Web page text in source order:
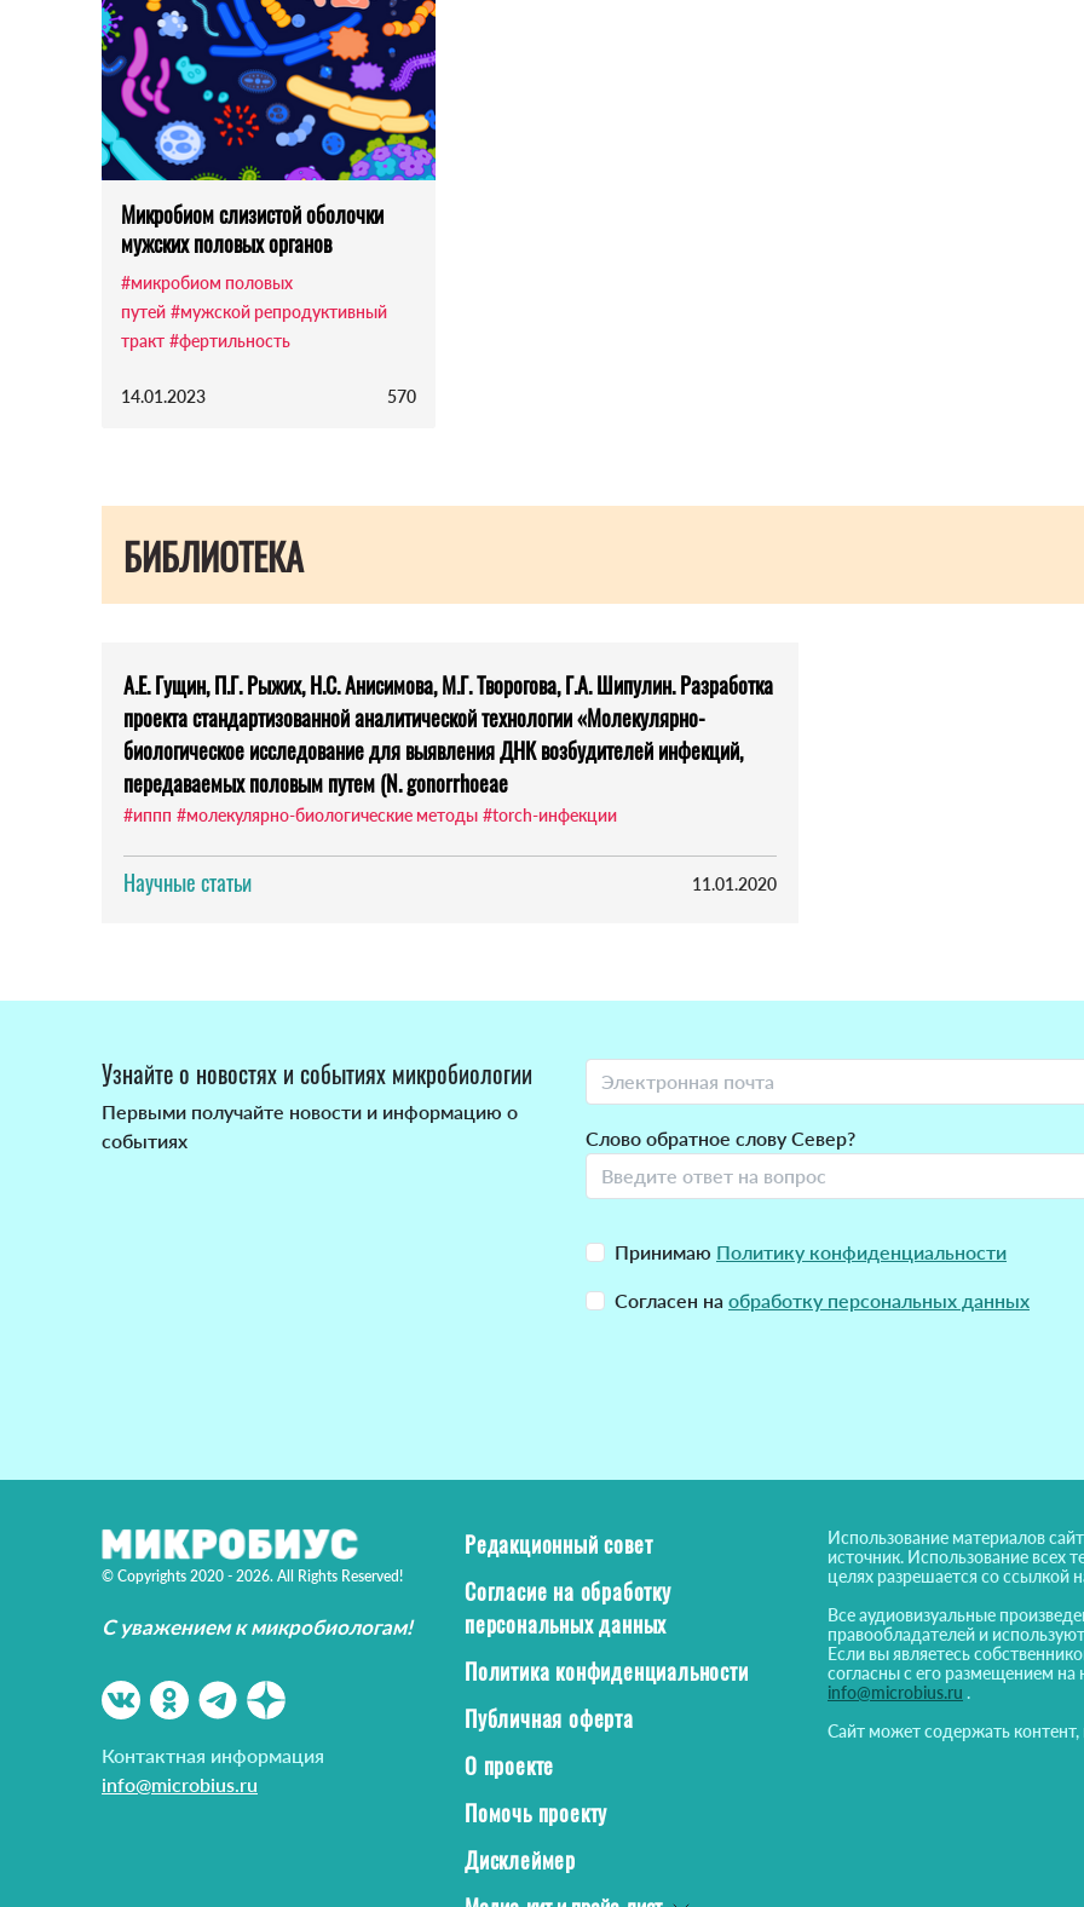
Микробиом слизистой оболочки
мужских половых органов
#микробиом половых
путей #мужской репродуктивный
тракт #фертильность
14.01.2023 570
БИБЛИОТЕКА
А.Е. Гущин, П.Г. Рыжих, Н.С. Анисимова, М.Г. Творогова, Г.А. Шипулин. Разработка
проекта стандартизованной аналитической технологии «Молекулярно-
биологическое исследование для выявления ДНК возбудителей инфекций,
передаваемых половым путем (N. gonorrhoeae
#иппп #молекулярно-биологические методы #torch-инфекции
Научные статьи 11.01.2020
Узнайте о новостях и событиях микробиологии
Первыми получайте новости и информацию о
событиях
Слово обратное слову Север?
Принимаю Политику конфиденциальности
Согласен на обработку персональных данных
© Copyrights 2020 - 2026. All Rights Reserved!
С уважением к микробиологам!
Контактная информация
info@microbius.ru
Редакционный совет
Согласие на обработку
персональных данных
Политика конфиденциальности
Публичная оферта
О проекте
Помочь проекту
Дисклеймер
Использование материалов
источник. Использование всех
целях разрешается со ссылкой
Все аудиовизуальные
правообладателей и
Если вы являетесь
согласны с его размещением
info@microbius.ru .
Сайт может содержать